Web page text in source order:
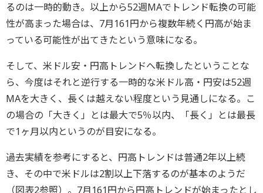
るのは一時的動き。以上から52週MAでトレンド転換の可能
性が高まった場合は、7月161円から複数年続く円高が始ま
っている可能性が出てきたという意味になる。
そして、米ドル安・円高トレンドへ転換したということな
ら、今度はそれと逆行する一時的な米ドル高・円安は52週
MAを大きく、長くは越えない程度という見通しになる。こ
の場合の「大きく」とは最大で5％以内、「長く」とは最長
で1ヶ月以内というのが目安になる。
過去実績を参考にすると、円高トレンドは普通2年以上続
き、その中で米ドルは2割以上下落するのが基本のようだ
（図表2参照）。7月161円から円高トレンドが始まったとし